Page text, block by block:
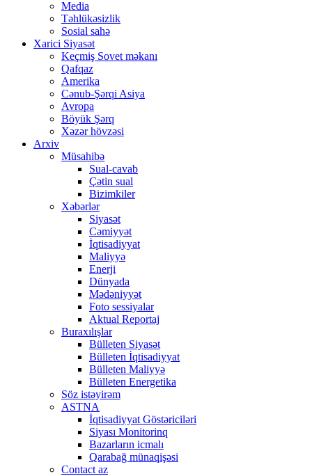
Media
Təhlükəsizlik
Sosial sahə
Xarici Siyasət
Keçmiş Sovet məkanı
Qafqaz
Amerika
Cənub-Şərqi Asiya
Avropa
Böyük Şərq
Xəzər hövzəsi
Arxiv
Müsahibə
Sual-cavab
Çətin sual
Bizimkiler
Xəbərlər
Siyasət
Cəmiyyət
İqtisadiyyat
Maliyyə
Enerji
Dünyada
Mədəniyyət
Foto sessiyalar
Aktual Reportaj
Buraxılışlar
Bülleten Siyasət
Bülleten İqtisadiyyat
Bülleten Maliyyə
Bülleten Energetika
Söz istəyirəm
ASTNA
İqtisadiyyat Göstəriciləri
Siyası Monitorinq
Bazarların icmalı
Qarabağ münaqişəsi
Contact az